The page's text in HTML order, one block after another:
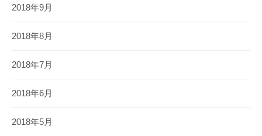
2018年9月
2018年8月
2018年7月
2018年6月
2018年5月